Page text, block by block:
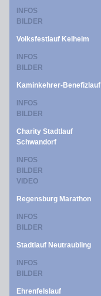
INFOS
BILDER
Volksfestlauf Kelheim
INFOS
BILDER
Kaminkehrer-Benefizlauf
INFOS
BILDER
Charity Stadtlauf
Schwandorf
INFOS
BILDER
VIDEO
Regensburg Marathon
INFOS
BILDER
Stadtlauf Neutraubling
INFOS
BILDER
Ehrenfelslauf